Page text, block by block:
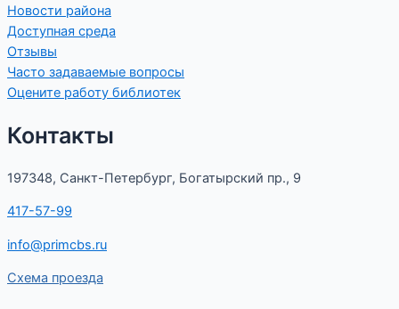
Новости района
Доступная среда
Отзывы
Часто задаваемые вопросы
Оцените работу библиотек
Контакты
197348, Санкт-Петербург, Богатырский пр., 9
417-57-99
info@primcbs.ru
Схема проезда